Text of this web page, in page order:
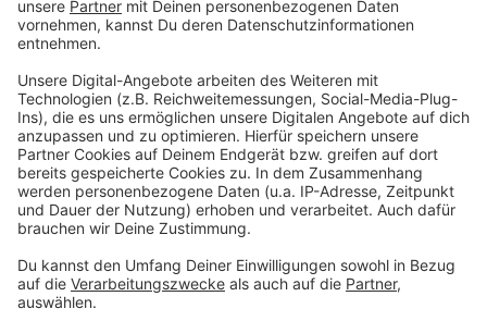
Auch von Zeckenbissen gehe in Zukunft eine größere
Gefahr aus. Neben Borreliose könnten diese in den
kommenden Jahren auch gefährliche
Hirnhautentzündungen übertragen, gegen die dann
flächendeckend die Bevölkerung geimpft werden
müsste.
Anzeige
Psychische Krankheiten durch zunehmende
Naturkatastrophen